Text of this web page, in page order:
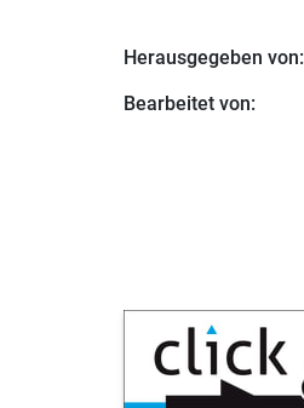
Herausgegeben von:
Bearbeitet von: